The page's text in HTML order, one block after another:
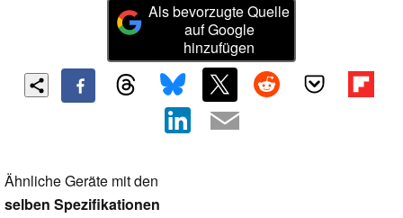
Als bevorzugte Quelle
auf Google
hinzufügen
Ähnliche Geräte mit den
selben Spezifikationen